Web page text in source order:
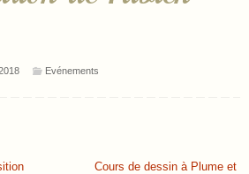
Evénements
Cours de dessin à Plume et